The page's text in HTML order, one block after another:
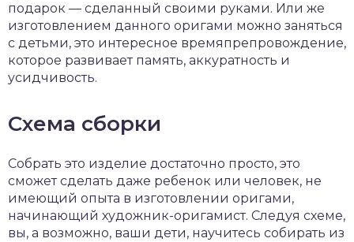
подарок — сделанный своими руками. Или же
изготовлением данного оригами можно заняться
с детьми, это интересное времяпрепровождение,
которое развивает память, аккуратность и
усидчивость.
Схема сборки
Собрать это изделие достаточно просто, это
сможет сделать даже ребенок или человек, не
имеющий опыта в изготовлении оригами,
начинающий художник-оригамист. Следуя схеме,
вы, а возможно, ваши дети, научитесь собирать из